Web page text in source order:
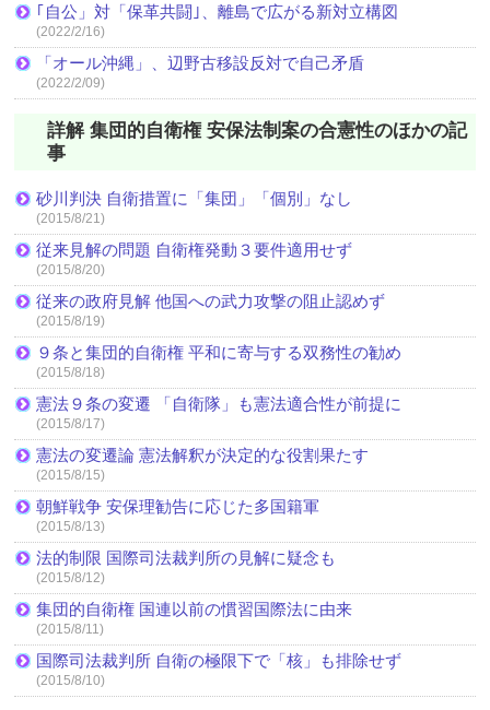
｢自公」対「保革共闘｣、離島で広がる新対立構図
(2022/2/16)
「オール沖縄」、辺野古移設反対で自己矛盾
(2022/2/09)
詳解 集団的自衛権 安保法制案の合憲性のほかの記
事
砂川判決 自衛措置に「集団」「個別」なし
(2015/8/21)
従来見解の問題 自衛権発動３要件適用せず
(2015/8/20)
従来の政府見解 他国への武力攻撃の阻止認めず
(2015/8/19)
９条と集団的自衛権 平和に寄与する双務性の勧め
(2015/8/18)
憲法９条の変遷 「自衛隊」も憲法適合性が前提に
(2015/8/17)
憲法の変遷論 憲法解釈が決定的な役割果たす
(2015/8/15)
朝鮮戦争 安保理勧告に応じた多国籍軍
(2015/8/13)
法的制限 国際司法裁判所の見解に疑念も
(2015/8/12)
集団的自衛権 国連以前の慣習国際法に由来
(2015/8/11)
国際司法裁判所 自衛の極限下で「核」も排除せず
(2015/8/10)